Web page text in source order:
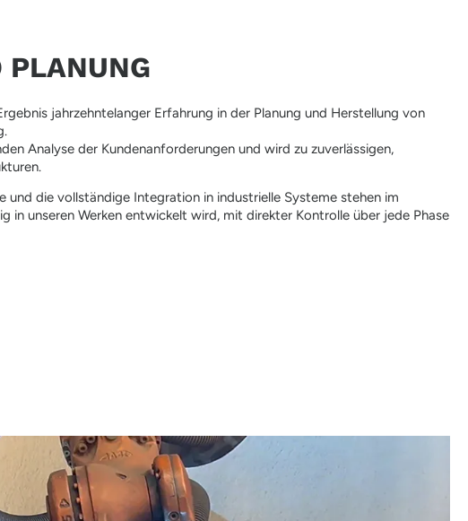
jahrzehntelanger Erfahrung in der Planung und Herstellung von
Analyse der Kundenanforderungen und wird zu zuverlässigen,
und die vollständige Integration in industrielle Systeme stehen im
in unseren Werken entwickelt wird, mit direkter Kontrolle über jede Phase